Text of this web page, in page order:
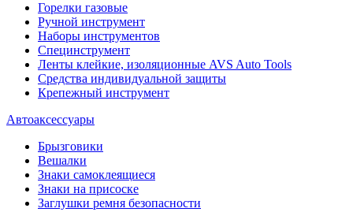
Горелки газовые
Ручной инструмент
Наборы инструментов
Специнструмент
Ленты клейкие, изоляционные AVS Auto Tools
Средства индивидуальной защиты
Крепежный инструмент
Автоаксессуары
Брызговики
Вешалки
Знаки самоклеящиеся
Знаки на присоске
Заглушки ремня безопасности